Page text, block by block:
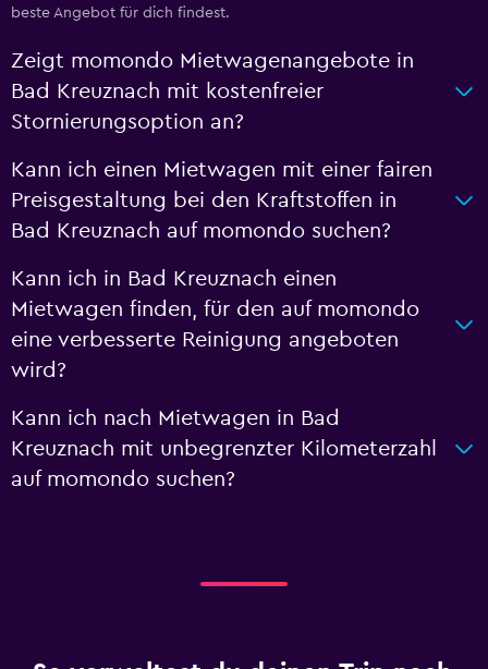
beste Angebot für dich findest.
Zeigt momondo Mietwagenangebote in
Bad Kreuznach mit kostenfreier
Stornierungsoption an?
Kann ich einen Mietwagen mit einer fairen
Preisgestaltung bei den Kraftstoffen in
Bad Kreuznach auf momondo suchen?
Kann ich in Bad Kreuznach einen
Mietwagen finden, für den auf momondo
eine verbesserte Reinigung angeboten
wird?
Kann ich nach Mietwagen in Bad
Kreuznach mit unbegrenzter Kilometerzahl
auf momondo suchen?